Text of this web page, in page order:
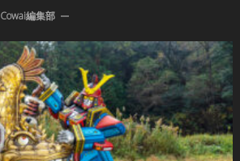
Cowai編集部